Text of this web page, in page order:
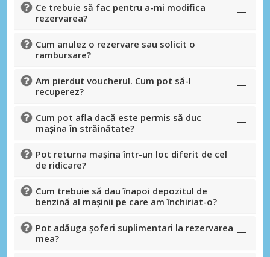
Ce trebuie să fac pentru a-mi modifica
rezervarea?
Cum anulez o rezervare sau solicit o
rambursare?
Am pierdut voucherul. Cum pot să-l
recuperez?
Cum pot afla dacă este permis să duc
mașina în străinătate?
Pot returna mașina într-un loc diferit de cel
de ridicare?
Cum trebuie să dau înapoi depozitul de
benzină al mașinii pe care am închiriat-o?
Pot adăuga șoferi suplimentari la rezervarea
mea?